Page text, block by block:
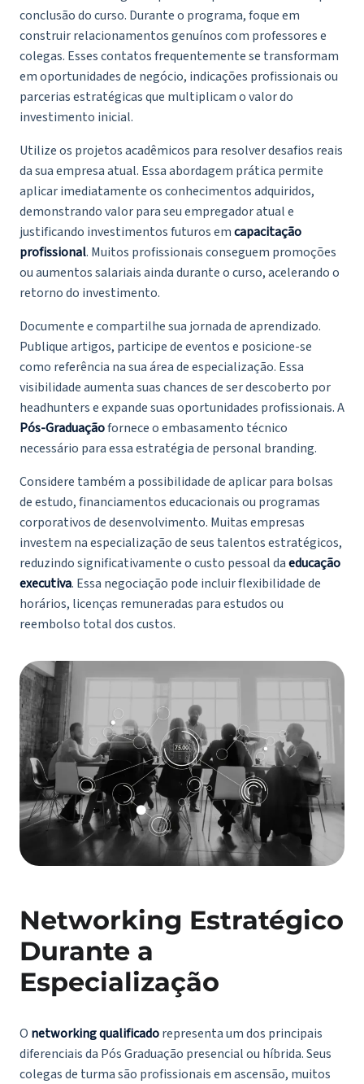
conclusão do curso. Durante o programa, foque em
construir relacionamentos genuínos com professores e
colegas. Esses contatos frequentemente se transformam
em oportunidades de negócio, indicações profissionais ou
parcerias estratégicas que multiplicam o valor do
investimento inicial.
Utilize os projetos acadêmicos para resolver desafios reais
da sua empresa atual. Essa abordagem prática permite
aplicar imediatamente os conhecimentos adquiridos,
demonstrando valor para seu empregador atual e
justificando investimentos futuros emcapacitação
profissional. Muitos profissionais conseguem promoções
ou aumentos salariais ainda durante o curso, acelerando o
retorno do investimento.
Documente e compartilhe sua jornada de aprendizado.
Publique artigos, participe de eventos e posicione-se
como referência na sua área de especialização. Essa
visibilidade aumenta suas chances de ser descoberto por
headhunters e expande suas oportunidades profissionais. A
Pós-Graduaçãofornece o embasamento técnico
necessário para essa estratégia de personal branding.
Considere também a possibilidade de aplicar para bolsas
de estudo, financiamentos educacionais ou programas
corporativos de desenvolvimento. Muitas empresas
investem na especialização de seus talentos estratégicos,
reduzindo significativamente o custo pessoal daeducação
executiva. Essa negociação pode incluir flexibilidade de
horários, licenças remuneradas para estudos ou
reembolso total dos custos.
Networking Estratégico
Durante a
Especialização
O networking qualificadorepresenta um dos principais
diferenciais da Pós Graduação presencial ou híbrida. Seus
colegas de turma são profissionais em ascensão, muitos